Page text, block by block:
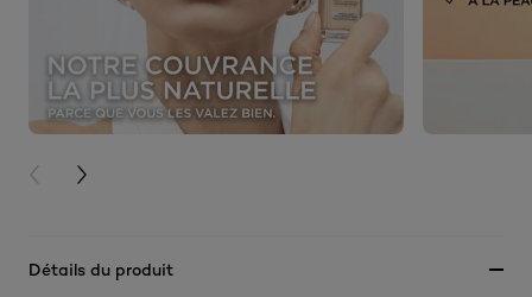
PREVIOUS CARD
NEXT CARD
Détails du produit